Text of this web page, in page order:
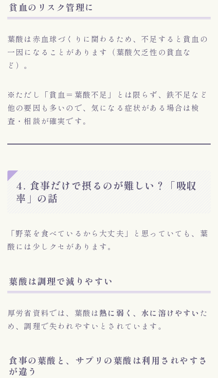
貧血のリスク管理に
葉酸は赤血球づくりに関わるため、不足すると貧血の
一因になることがあります（葉酸欠乏性の貧血な
ど）。
※ただし「貧血＝葉酸不足」とは限らず、鉄不足など
他の要因も多いので、気になる症状がある場合は検
査・相談が確実です。
4. 食事だけで摂るのが難しい？「吸収
率」の話
「野菜を食べているから大丈夫」と思っていても、葉
酸には少しクセがあります。
葉酸は調理で減りやすい
厚労省資料では、葉酸は熱に弱く、水に溶けやすい た
め、調理で失われやすいとされています。
食事の葉酸と、サプリの葉酸は利用されやすさ
が違う